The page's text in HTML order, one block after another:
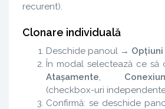
recurent).
Clonare individuală
Deschide panoul → Opțiuni
În modal selectează ce să
Atașamente,
(checkbox-uri
Confirmă: se deschide